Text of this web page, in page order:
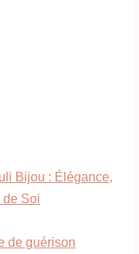
Bijou : Élégance,
de Soi
de guérison